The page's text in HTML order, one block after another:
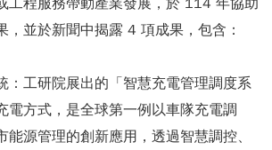
工程服務帶動產業發展，於 114 年協助
，並於新聞中揭露 4 項成果，包含：
：工研院展出的「智慧充電管理調度系
電方式，是全球第一例以車隊充電調
能源管理的創新應用，透過智慧調控、